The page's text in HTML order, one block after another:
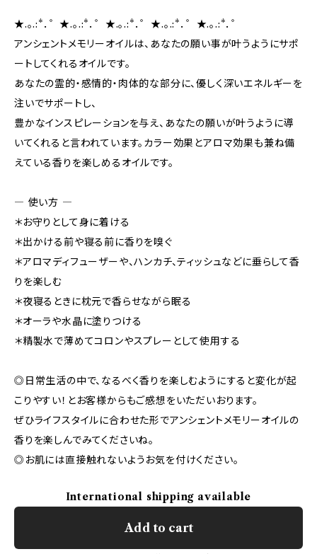
★.。.:*．゜★.。.:*．゜★.。.:*．゜★.。.:*．゜★.。.:*．゜
アンシェントメモリーオイルは、あなたの願い事が叶うようにサポ
ートしてくれるオイルです。
あなたの霊的・感情的・肉体的な部分に、優しく深いエネルギーを
注いでサポートし、
豊かなインスピレーションを与え、あなたの願いが叶うように導
いてくれると言われています。カラー効果とアロマ効果も兼ね備
えている香りを楽しめるオイルです。
― 使い方 ―
＊お守りとして身に着ける
＊出かける前や寝る前に香りを嗅ぐ
＊アロマディフューザーや、ハンカチ、ティッシュなどに垂らして香
りを楽しむ
＊夜寝るときに枕元で香らせながら眠る
＊オーラや水晶に塗りつける
＊精製水で薄めてコロンやスプレーとして使用する
◎日常生活の中で、なるべく香りを楽しむようにすると変化が起
こりやすい！とお客様からもご感想をいただいおります。
ぜひライフスタイルに合わせた形でアンシェントメモリーオイルの
香りを楽しんでみてくださいね。
◎お肌には直接触れないようお気を付けください。
International shipping available
Add to cart